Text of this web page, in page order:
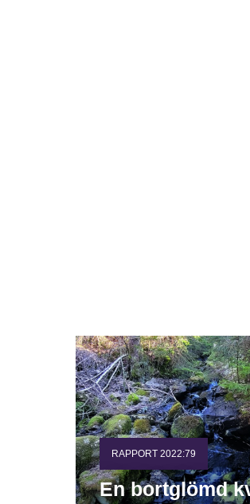
RAPPORT 2022:79
En bortglömd